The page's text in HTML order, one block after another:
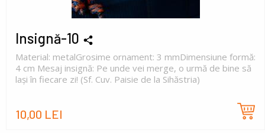
Insignă-10
Material: metalGrosime ornament: 3 mmDimensiune formă:
4 cm Mesaj insignă: Pe unde vei merge, o urmă de bine să
lași în fiecare zi! (Sf. Cuv. Paisie de la Sihăstria)
10,00 LEI